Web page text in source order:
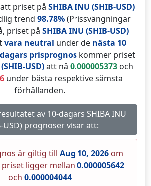
priset på SHIBA INU (SHIB-USD)
trend 98.78%(Prissvängningar
priset på SHIBA INU (SHIB-USD)
vara neutral under de nästa 10
prisprognos kommer priset
USD)att nå 0.000005373 och
under bästa respektive sämsta
förhållanden.
av 10-dagars SHIBA INU
USD) prognoser visar att:
är giltig till Aug 10, 2026om
ligger mellan 0.000005642
och 0.000004044